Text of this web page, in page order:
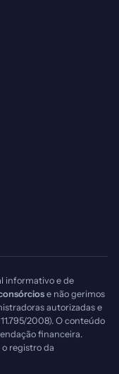
informativo e de
e não gerimos
autorizadas e
2008). O conteúdo
financeira.
registro da